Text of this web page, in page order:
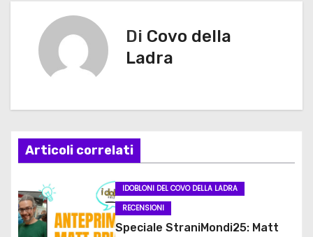
z
i
o
n
e
Di Covo della
Ladra
Articoli correlati
IDOBLONI DEL COVO DELLA LADRA
RECENSIONI
Speciale StraniMondi25: Matt